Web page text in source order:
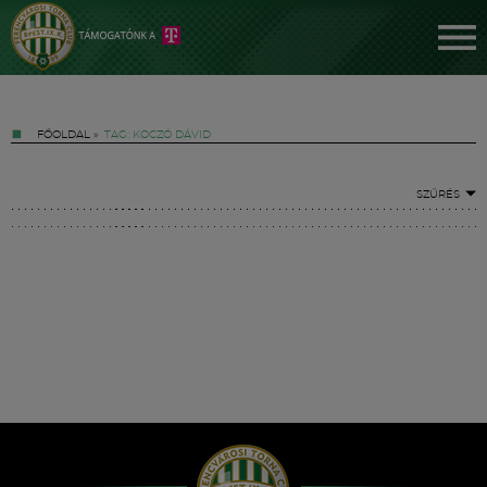
FŐOLDAL » TAG: KOCZÓ DÁVID
SZŰRÉS
Hírek